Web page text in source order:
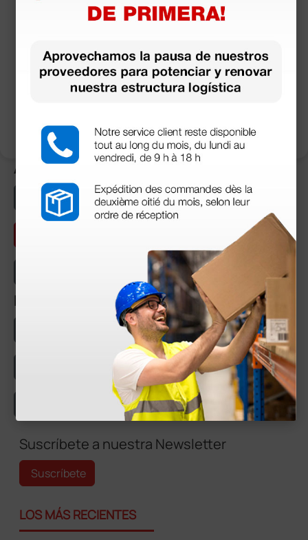
Intervenciones sencillas, como la sensibilización del
musculoesqueléticos, pueden tener un impacto
significativo. Asimismo, la planificación de turnosy
pausas debería tener en cuenta la carga física,
Áreas temáticas
Curiosidades y artículos históricos
Medicina para Todos
Etiquetas
Consulta médica Cardiología
Equipos Servicios Ginecología
Pediatría
Suscríbete a nuestra Newsletter
Suscríbete
LOS MÁS RECIENTES